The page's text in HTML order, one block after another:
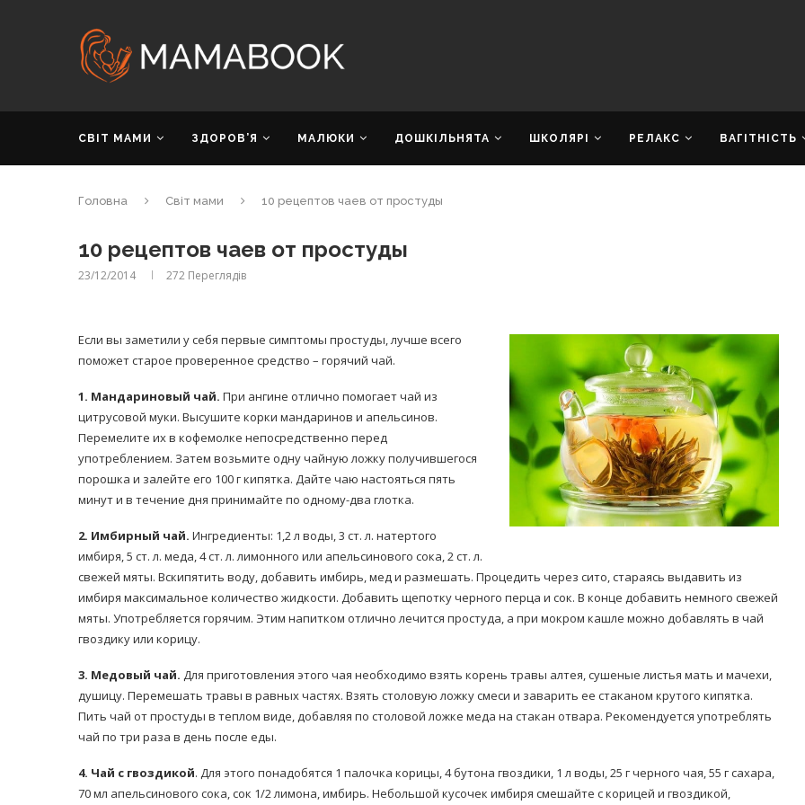
СВІТ МАМИ ЗДОРОВ’Я МАЛЮКИ ДОШКІЛЬНЯТА ШКОЛЯРІ РЕЛАКС ВАГІТНІСТЬ
Головна Світ мами 10 рецептов чаев от простуды
10 рецептов чаев от простуды
23/12/2014 272 Переглядів
Если вы заметили у себя первые симптомы простуды, лучше всего
поможет старое проверенное средство – горячий чай.
1. Мандариновый чай. При ангине отлично помогает чай из
цитрусовой муки. Высушите корки мандаринов и апельсинов.
Перемелите их в кофемолке непосредственно перед
употреблением. Затем возьмите одну чайную ложку получившегося
порошка и залейте его 100 г кипятка. Дайте чаю настояться пять
минут и в течение дня принимайте по одному-два глотка.
2. Имбирный чай. Ингредиенты: 1,2 л воды, 3 ст. л. натертого
имбиря, 5 ст. л. меда, 4 ст. л. лимонного или апельсинового сока, 2 ст. л.
свежей мяты. Вскипятить воду, добавить имбирь, мед и размешать. Процедить через сито, стараясь выдавить из
имбиря максимальное количество жидкости. Добавить щепотку черного перца и сок. В конце добавить немного свежей
мяты. Употребляется горячим. Этим напитком отлично лечится простуда, а при мокром кашле можно добавлять в чай
гвоздику или корицу.
3. Медовый чай. Для приготовления этого чая необходимо взять корень травы алтея, сушеные листья мать и мачехи,
душицу. Перемешать травы в равных частях. Взять столовую ложку смеси и заварить ее стаканом крутого кипятка.
Пить чай от простуды в теплом виде, добавляя по столовой ложке меда на стакан отвара. Рекомендуется употреблять
чай по три раза в день после еды.
4. Чай с гвоздикой. Для этого понадобятся 1 палочка корицы, 4 бутона гвоздики, 1 л воды, 25 г черного чая, 55 г сахара,
70 мл апельсинового сока, сок 1/2 лимона, имбирь. Небольшой кусочек имбиря смешайте с корицей и гвоздикой,
принимать
никакого кипятка
30/Січ/2021
Лікарі назвали симптоми
коронавірусу в дітей
14/Бер/2020
легендарного супа доктора
Моро, который без...
08/Січ/2021